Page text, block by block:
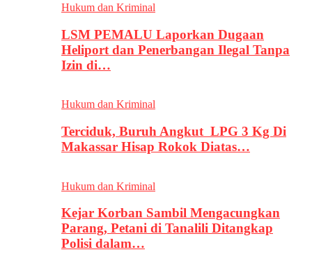
Hukum dan Kriminal
LSM PEMALU Laporkan Dugaan
Heliport dan Penerbangan Ilegal Tanpa
Izin di…
Hukum dan Kriminal
Terciduk, Buruh Angkut LPG 3 Kg Di
Makassar Hisap Rokok Diatas…
Hukum dan Kriminal
Kejar Korban Sambil Mengacungkan
Parang, Petani di Tanalili Ditangkap
Polisi dalam…